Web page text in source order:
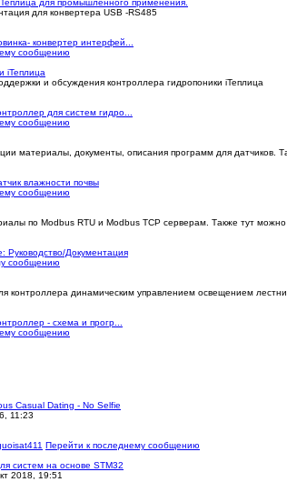
для промышленного применения.
для конвертера USB -RS485
конвертер интерфей...
сообщению
iТеплица
и обсуждения контроллера гидропоники iТеплица
для систем гидро...
сообщению
материалы, документы, описания программ для датчиков.
влажности почвы
сообщению
по Modbus RTU и Modbus TCP серверам. Также тут
Руководство/Документация
сообщению
контроллера динамическим управлением освещением
- схема и прогр...
сообщению
Casual Dating - No Selfie
11:23
Перейти к последнему сообщению
систем на основе STM32
2018, 19:51